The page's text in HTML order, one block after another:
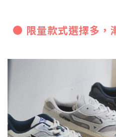
● 限量款式選擇多，